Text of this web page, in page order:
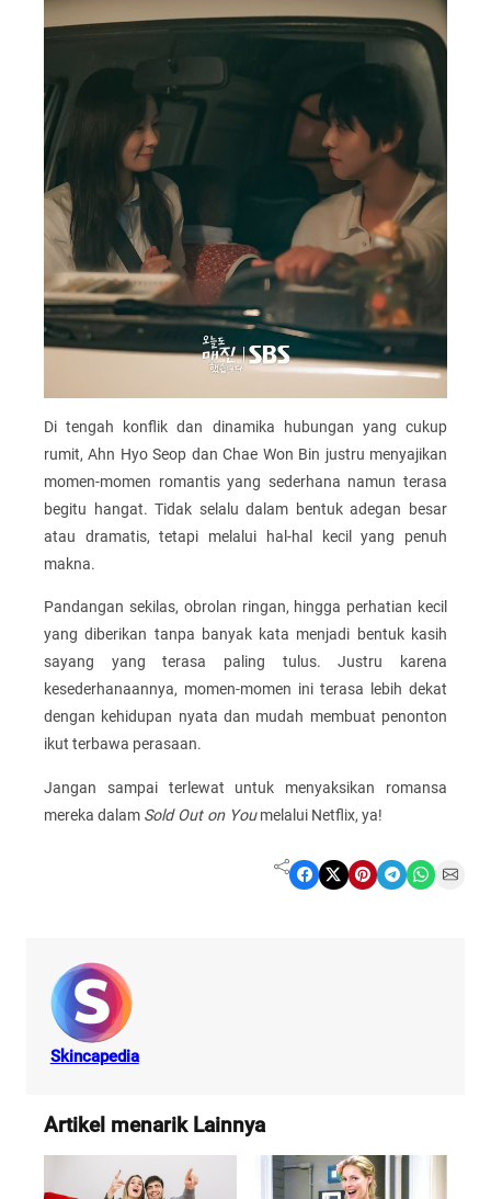
Di tengah konflik dan dinamika hubungan yang cukup
rumit, Ahn Hyo Seop dan Chae Won Bin justru menyajikan
momen-momen romantis yang sederhana namun terasa
begitu hangat. Tidak selalu dalam bentuk adegan besar
atau dramatis, tetapi melalui hal-hal kecil yang penuh
makna.
Pandangan sekilas, obrolan ringan, hingga perhatian kecil
yang diberikan tanpa banyak kata menjadi bentuk kasih
sayang yang terasa paling tulus. Justru karena
kesederhanaannya, momen-momen ini terasa lebih dekat
dengan kehidupan nyata dan mudah membuat penonton
ikut terbawa perasaan.
Jangan sampai terlewat untuk menyaksikan romansa
mereka dalam Sold Out on Youmelalui Netflix, ya!
Share on Facebook Share on X Share on Pinterest Share on Telegram Share on WhatsApp Share on Email
Skincapedia
Artikel menarik Lainnya